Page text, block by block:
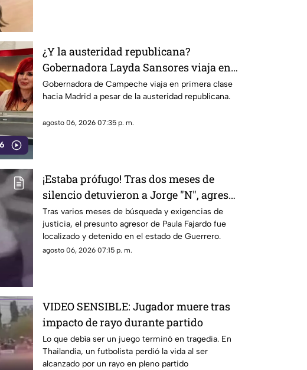
¿Y la austeridad republicana?
Gobernadora Layda Sansores viaja en
primera clase hacia Madrid
Gobernadora de Campeche viaja en primera clase
hacia Madrid a pesar de la austeridad republicana.
agosto 06, 2026 07:35 p. m.
¡Estaba prófugo! Tras dos meses de
silencio detuvieron a Jorge "N", agresor
de Paula
Tras varios meses de búsqueda y exigencias de
justicia, el presunto agresor de Paula Fajardo fue
localizado y detenido en el estado de Guerrero.
agosto 06, 2026 07:15 p. m.
VIDEO SENSIBLE: Jugador muere tras
impacto de rayo durante partido
Lo que debía ser un juego terminó en tragedia. En
Thailandia, un futbolista perdió la vida al ser
alcanzado por un rayo en pleno partido